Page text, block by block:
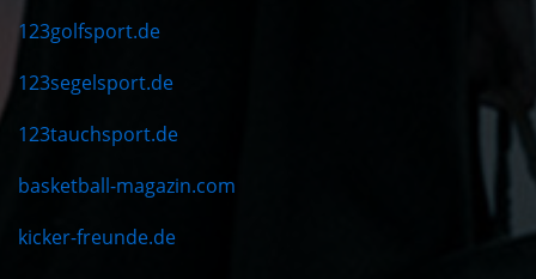
123golfsport.de
123segelsport.de
123tauchsport.de
basketball-magazin.com
kicker-freunde.de